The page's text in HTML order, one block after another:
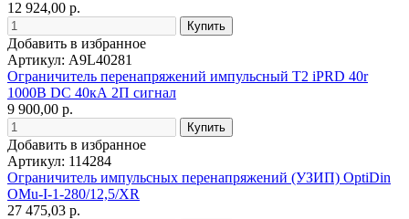
12 924,00 р.
Добавить в избранное
Артикул: A9L40281
Ограничитель перенапряжений импульсный Т2 iPRD 40r
1000В DC 40кА 2П сигнал
9 900,00 р.
Добавить в избранное
Артикул: 114284
Ограничитель импульсных перенапряжений (УЗИП) OptiDin
OMu-I-1-280/12,5/XR
27 475,03 р.